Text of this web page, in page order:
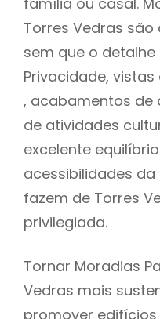
Torres Vedras
sem que o
Privacidade,
, acabamentos de
de atividades
excelente
acessibilidades
fazem de Torres
privilegiada.
Tornar Moradias
Vedras mais
promover